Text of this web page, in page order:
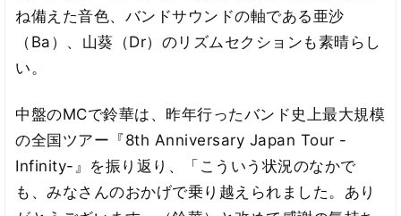
ね備えた音色、バンドサウンドの軸である亜沙
（Ba）、山葵（Dr）のリズムセクションも素晴らし
い。
中盤のMCで鈴華は、昨年行ったバンド史上最大規模
の全国ツアー『8th Anniversary Japan Tour -
Infinity-』を振り返り、「こういう状況のなかで
も、みなさんのおかげで乗り越えられました。あり